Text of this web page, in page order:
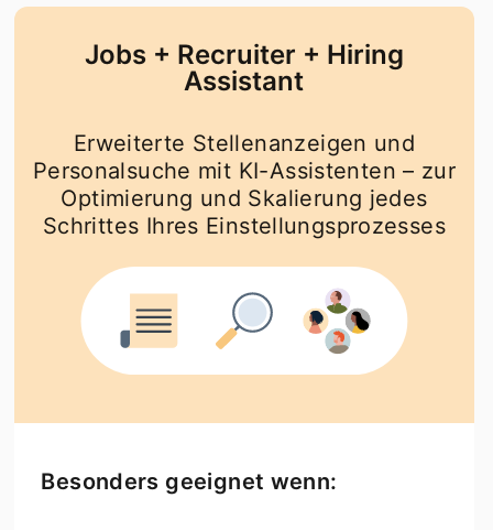
Jobs + Recruiter + Hiring
Assistant
Erweiterte Stellenanzeigen und
Personalsuche mit KI-Assistenten – zur
Optimierung und Skalierung jedes
Schrittes Ihres Einstellungsprozesses
Besonders geeignet wenn: